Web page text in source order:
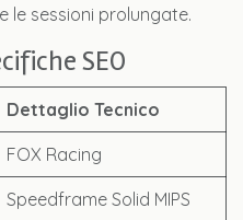
le sessioni prolungate.
SEO
Dettaglio Tecnico
FOX Racing
Speedframe Solid MIPS